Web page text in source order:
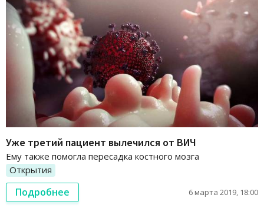
Уже третий пациент вылечился от ВИЧ
Ему также помогла пересадка костного мозга
Открытия
Подробнее 6 марта 2019, 18:00